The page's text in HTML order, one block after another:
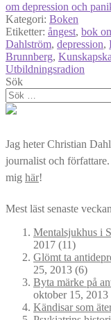
om depression och
Kategori: Boken
Etiketter: ångest, bok
Dahlström, depression,
Brunnberg,
Utbildningsradion
Sök
Sök
efter:
Jag heter Christian
journalist och
mig här!
Mest läst senaste
Mentalsjukhus i
2017 (11)
Glömt ta
25, 2013 (6)
Byta märke på
oktober 15, 2013
Kändisar som